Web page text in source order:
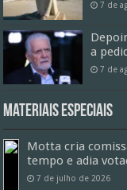
7 de
a
7 de
Materiais especiais
Motta cria
tempo e adia
7 de julho de 2026